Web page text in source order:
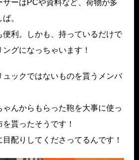
サーはPCや資料など、荷物が多
。
便利。しかも、持っているだけで
グになっちゃいます！
ュックではないものを貰うメンバ
んからもらった鞄を大事に使っ
貰ったそうです！
配りしてくださってるんです！